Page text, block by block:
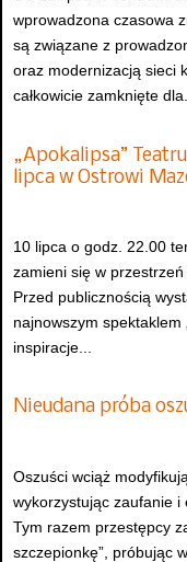
wprowadzona czasowa
są związane z
oraz modernizacją sieci
całkowicie zamknięte
„Apokalipsa”
lipca w Ostrowi
10 lipca o godz. 22.00
zamieni się w przestrzeń
Przed publicznością
najnowszym spektaklem
inspiracje...
Nieudana próba
Oszuści wciąż
wykorzystując zaufanie i
Tym razem przestępcy
szczepionkę”, próbując